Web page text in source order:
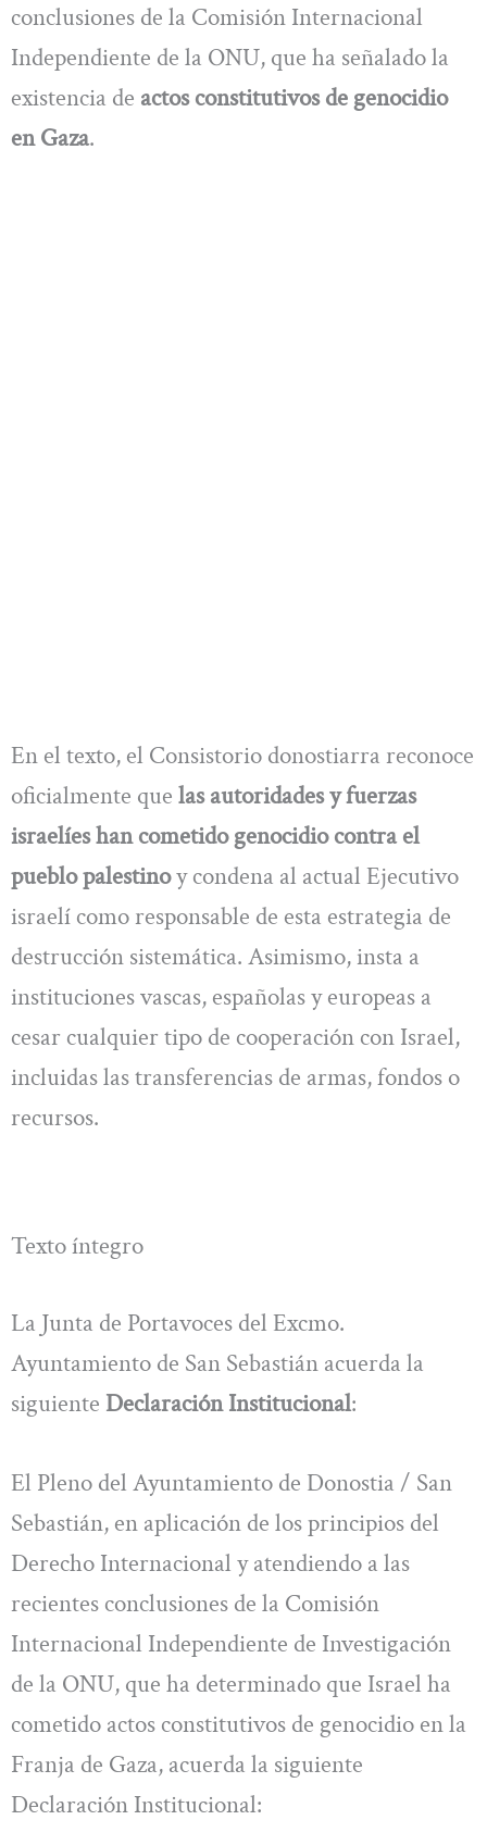
conclusiones de la Comisión Internacional
Independiente de la ONU, que ha señalado la
existencia de actos constitutivos de genocidio
en Gaza.
En el texto, el Consistorio donostiarra reconoce
oficialmente que las autoridades y fuerzas
israelíes han cometido genocidio contra el
pueblo palestinoy condena al actual Ejecutivo
israelí como responsable de esta estrategia de
destrucción sistemática. Asimismo, insta a
instituciones vascas, españolas y europeas a
cesar cualquier tipo de cooperación con Israel,
incluidas las transferencias de armas, fondos o
recursos.
Texto íntegro
La Junta de Portavoces del Excmo.
Ayuntamiento de San Sebastián acuerda la
siguiente Declaración Institucional:
El Pleno del Ayuntamiento de Donostia / San
Sebastián, en aplicación de los principios del
Derecho Internacional y atendiendo a las
recientes conclusiones de la Comisión
Internacional Independiente de Investigación
de la ONU, que ha determinado que Israel ha
cometido actos constitutivos de genocidio en la
Franja de Gaza, acuerda la siguiente
Declaración Institucional: